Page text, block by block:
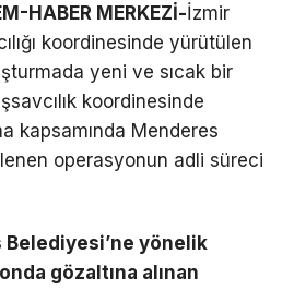
HABER MERKEZİ-İzmir
koordinesinde yürütülen
yeni ve sıcak bir
koordinesinde
kapsamında Menderes
operasyonun adli süreci
Belediyesi’ne yönelik
gözaltına alınan